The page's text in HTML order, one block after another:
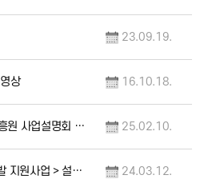
23.09.19.
상 16.10.18.
2025년 한국출판문화산업진흥원 사업설명회 개최(2.19.) 25.02.10.
<2024년 출판콘텐츠 기술개발 지원사업 > 설문 조사 진행 (~3.17) 24.03.12.